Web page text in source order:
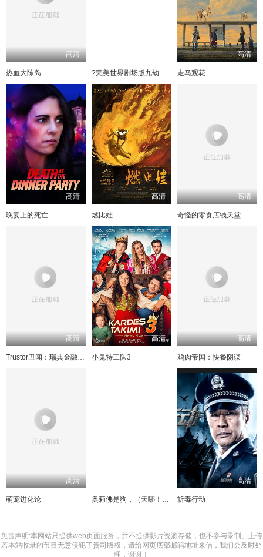
高清
热血大陈岛 ?完美世界剧场版九劫焚天?
高清
走马观花
高清
晚宴上的死亡
高清
燃比娃
高清
奇怪的零食店钱天堂
高清
Trustor丑闻：瑞典金融案内幕
高清
小鬼特工队3
高清
鸡肉帝国：快餐阴谋
高清
萌宠进化论 奥莉佛是狗，（天哪！！）这家伙电影版
高清
斩毒行动
免责声明:本网站只提供web页面服务，并不提供影片资源存储，也不参与录制、上传
若本站收录的节目无意侵犯了贵司版权，请给网页底部邮箱地址来信，我们会及时处
理，谢谢！